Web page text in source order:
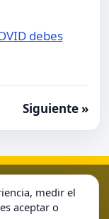
debes
Siguiente »
Sample Page
medir el
aceptar o